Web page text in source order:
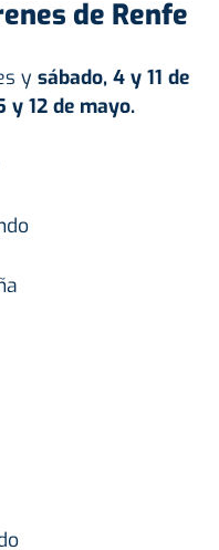
de Renfe
y sábado, 4 y 11 de
y 12 de mayo.